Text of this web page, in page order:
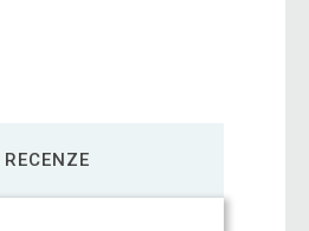
RECENZE